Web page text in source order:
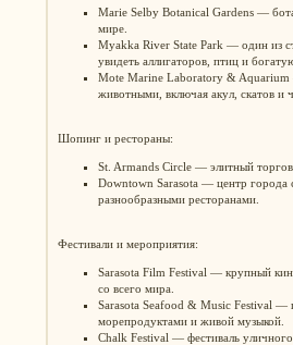
Marie Selby Botanical Gardens —
мире.
Myakka River State Park — один из
увидеть аллигаторов, птиц и
Mote Marine Laboratory & Aquarium
животными, включая акул, скатов и
Шопинг и рестораны:
St. Armands Circle — элитный
Downtown Sarasota — центр города
разнообразными ресторанами.
Фестивали и мероприятия:
Sarasota Film Festival — крупный
со всего мира.
Sarasota Seafood & Music Festival —
морепродуктами и живой музыкой.
Chalk Festival — фестиваль